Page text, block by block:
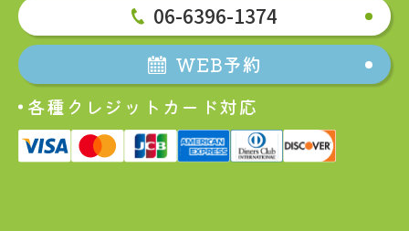
06-6396-1374
WEB予約
各種クレジットカード対応